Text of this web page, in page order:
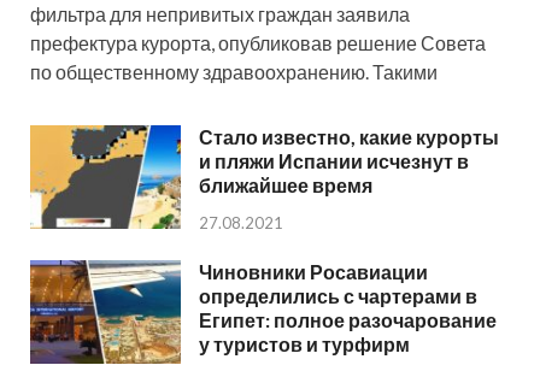
фильтра для непривитых граждан заявила
префектура курорта, опубликовав решение Совета
по общественному здравоохранению. Такими
Стало известно, какие курорты
и пляжи Испании исчезнут в
ближайшее время
27.08.2021
Чиновники Росавиации
определились с чартерами в
Египет: полное разочарование
у туристов и турфирм